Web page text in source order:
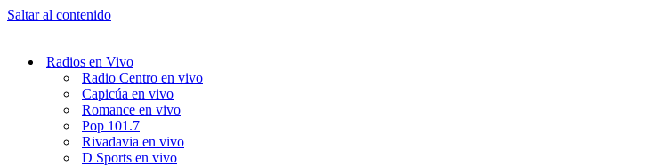
Saltar al contenido
Radios en Vivo
Radio Centro en vivo
Capicúa en vivo
Romance en vivo
Pop 101.7
Rivadavia en vivo
D Sports en vivo